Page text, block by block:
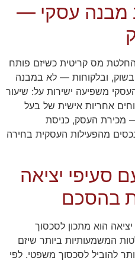
מבנה עסקי —
מס קריטית כשיזם פותח
ובלקוחות — לא במבנה
משפיעה ישירות על: שיעור
אחריות אישית של בעל
מכירת העסק, כניסת
מהפעילות העסקית בחירה
סעיפי יציאה
בהסכם
הוא מתכון לסכסוך
המשמעותיות ביותר שיזם
להוביל לסכסוך משפטי. לפי